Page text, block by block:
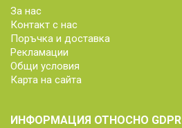
За нас
Контакт с нас
Поръчка и доставка
Рекламации
Общи условия
Карта на сайта
ИНФОРМАЦИЯ ОТНОСНО GDPR